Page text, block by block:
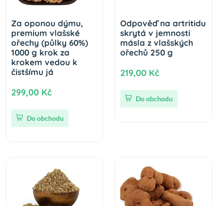
Za oponou dýmu,
premium vlašské
ořechy (půlky 60%)
1000 g krok za
krokem vedou k
čistšímu já
299,00 Kč
Do obchodu
Odpověď na artritidu
skrytá v jemnosti
másla z vlašských
ořechů 250 g
219,00 Kč
Do obchodu